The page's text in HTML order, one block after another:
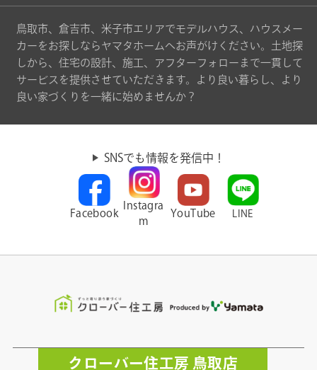
鳥取市、倉吉市、米子市エリアでモデルハウス、ハウスメー
カーをお探しならヤマタホームへお声がけください。土地探
しから、住宅の設計、施工、アフターフォローまで一貫して
サービスを提供させていただきます。より良い暮らし、より
良い家づくりを一緒に始めませんか？
SNSでも情報を発信中！
Facebook
Instagra
m
YouTube LINE
クローバー住工房 鳥取店